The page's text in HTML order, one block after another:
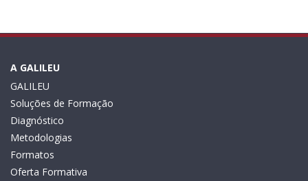
A GALILEU
GALILEU
Soluções de Formação
Diagnóstico
Metodologias
Formatos
Oferta Formativa